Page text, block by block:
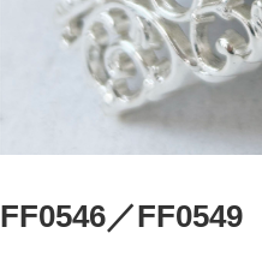
FF0546／